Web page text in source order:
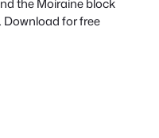
the Moiraine block
Download for free